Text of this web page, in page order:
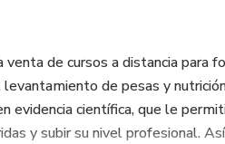
de cursos a distancia para
de pesas y
evidencia científica, que le
y subir su nivel profesional.